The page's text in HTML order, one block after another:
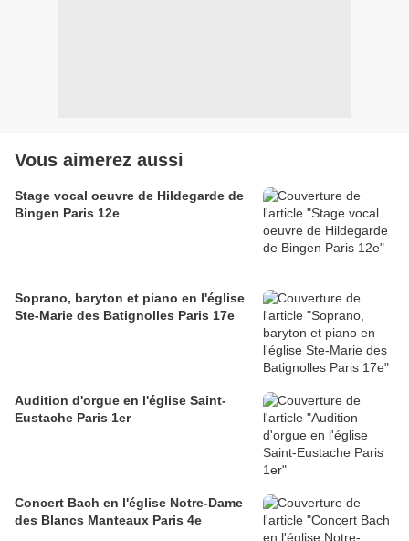
Vous aimerez aussi
Stage vocal oeuvre de Hildegarde de
Bingen Paris 12e
Soprano, baryton et piano en l'église
Ste-Marie des Batignolles Paris 17e
Audition d'orgue en l'église Saint-
Eustache Paris 1er
Concert Bach en l'église Notre-Dame
des Blancs Manteaux Paris 4e